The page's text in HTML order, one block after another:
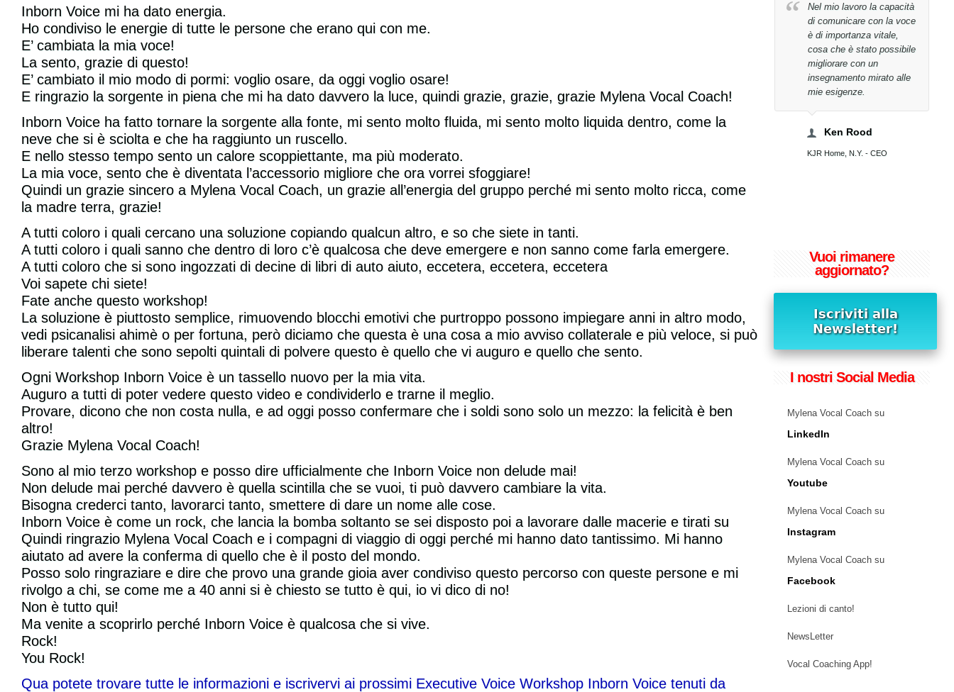
Inborn Voice mi ha dato energia.
Ho condiviso le energie di tutte le persone che erano qui con me.
E’ cambiata la mia voce!
La sento, grazie di questo!
E’ cambiato il mio modo di pormi: voglio osare, da oggi voglio osare!
E ringrazio la sorgente in piena che mi ha dato davvero la luce, quindi grazie, grazie, grazie Mylena Vocal Coach!
Inborn Voice ha fatto tornare la sorgente alla fonte, mi sento molto fluida, mi sento molto liquida dentro, come la
neve che si è sciolta e che ha raggiunto un ruscello.
E nello stesso tempo sento un calore scoppiettante, ma più moderato.
La mia voce, sento che è diventata l’accessorio migliore che ora vorrei sfoggiare!
Quindi un grazie sincero a Mylena Vocal Coach, un grazie all’energia del gruppo perché mi sento molto ricca, come
la madre terra, grazie!
A tutti coloro i quali cercano una soluzione copiando qualcun altro, e so che siete in tanti.
A tutti coloro i quali sanno che dentro di loro c’è qualcosa che deve emergere e non sanno come farla emergere.
A tutti coloro che si sono ingozzati di decine di libri di auto aiuto, eccetera, eccetera, eccetera
Voi sapete chi siete!
Fate anche questo workshop!
La soluzione è piuttosto semplice, rimuovendo blocchi emotivi che purtroppo possono impiegare anni in altro modo,
vedi psicanalisi ahimè o per fortuna, però diciamo che questa è una cosa a mio avviso collaterale e più veloce, si può
liberare talenti che sono sepolti quintali di polvere questo è quello che vi auguro e quello che sento.
Ogni Workshop Inborn Voice è un tassello nuovo per la mia vita.
Auguro a tutti di poter vedere questo video e condividerlo e trarne il meglio.
Provare, dicono che non costa nulla, e ad oggi posso confermare che i soldi sono solo un mezzo: la felicità è ben
altro!
Grazie Mylena Vocal Coach!
Sono al mio terzo workshop e posso dire ufficialmente che Inborn Voice non delude mai!
Non delude mai perché davvero è quella scintilla che se vuoi, ti può davvero cambiare la vita.
Bisogna crederci tanto, lavorarci tanto, smettere di dare un nome alle cose.
Inborn Voice è come un rock, che lancia la bomba soltanto se sei disposto poi a lavorare dalle macerie e tirati su
Quindi ringrazio Mylena Vocal Coach e i compagni di viaggio di oggi perché mi hanno dato tantissimo. Mi hanno
aiutato ad avere la conferma di quello che è il posto del mondo.
Posso solo ringraziare e dire che provo una grande gioia aver condiviso questo percorso con queste persone e mi
rivolgo a chi, se come me a 40 anni si è chiesto se tutto è qui, io vi dico di no!
Non è tutto qui!
Ma venite a scoprirlo perché Inborn Voice è qualcosa che si vive.
Rock!
You Rock!
Qua potete trovare tutte le informazioni e iscrivervi ai prossimi Executive Voice Workshop Inborn Voice tenuti da
voce più resistente e ora
sono in grado di cantare
senza problemi le canzoni
Elena Rimoldi
Cantante, Milano
Tony Bucci
Nel mio lavoro la capacità
di comunicare con la voce
è di importanza vitale,
cosa che è stato possibile
migliorare con un
insegnamento mirato alle
mie esigenze.
Ken Rood
KJR Home, N.Y. - CEO
Vuoi rimanere
aggiornato?
I nostri Social Media
Mylena Vocal Coach su
LinkedIn
Mylena Vocal Coach su
Youtube
Mylena Vocal Coach su
Instagram
Mylena Vocal Coach su
Facebook
Lezioni di canto!
NewsLetter
Vocal Coaching App!